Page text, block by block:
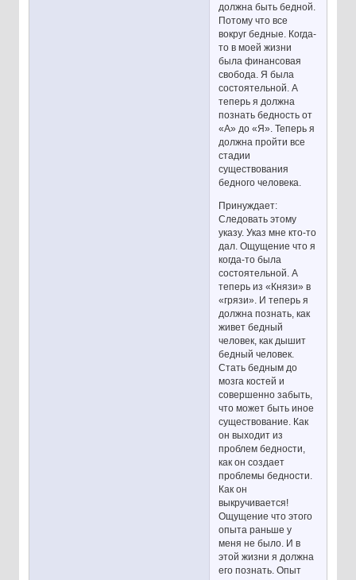
должна быть бедной.
Потому что все
вокруг бедные. Когда-
то в моей жизни
была финансовая
свобода. Я была
состоятельной. А
теперь я должна
познать бедность от
«А» до «Я». Теперь я
должна пройти все
стадии
существования
бедного человека.
Принуждает:
Следовать этому
указу. Указ мне кто-то
дал. Ощущение что я
когда-то была
состоятельной. А
теперь из «Князи» в
«грязи». И теперь я
должна познать, как
живет бедный
человек, как дышит
бедный человек.
Стать бедным до
мозга костей и
совершенно забыть,
что может быть иное
существование. Как
он выходит из
проблем бедности,
как он создает
проблемы бедности.
Как он
выкручивается!
Ощущение что этого
опыта раньше у
меня не было. И в
этой жизни я должна
его познать. Опыт